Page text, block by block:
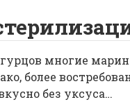
многие
более
без уксуса…